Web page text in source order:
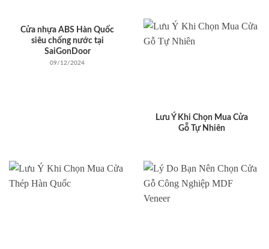
Cửa nhựa ABS Hàn Quốc
siêu chống nước tại
SaiGonDoor
09/12/2024
Lưu Ý Khi Chọn Mua Cửa
Gỗ Tự Nhiên